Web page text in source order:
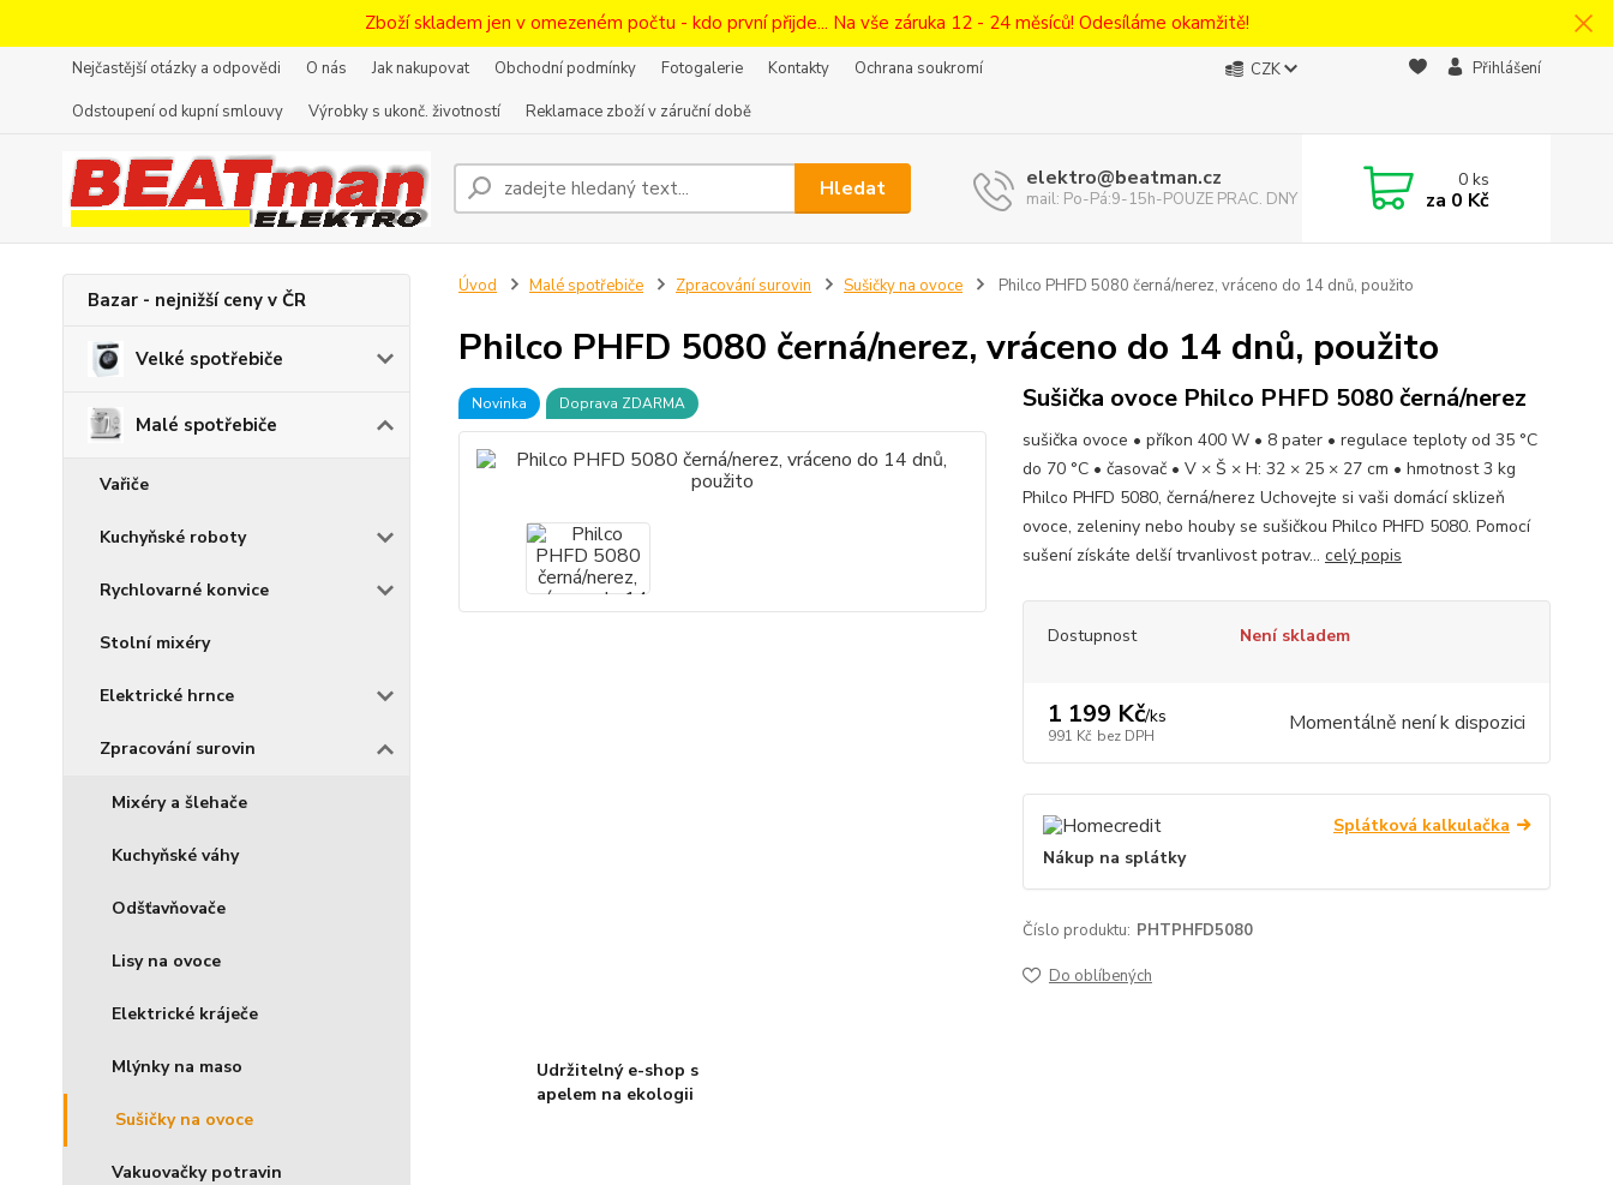
Zboží skladem jen v omezeném počtu - kdo první přijde... Na vše záruka 12 - 24 měsíců! Odesíláme okamžitě!
Nejčastější otázky a odpovědi O nás Jak nakupovat Obchodní podmínky Fotogalerie Kontakty
Ochrana soukromí
Odstoupení od kupní smlouvy
Výrobky s ukonč. životností Reklamace zboží v záruční době
CZK Přihlášení
Hledat elektro@beatman.cz
mail: Po-Pá:9-15h-POUZE PRAC. DNY
0ks
za 0 Kč
Bazar - nejnižší ceny v ČR
Velké spotřebiče
Malé spotřebiče
Vařiče
Kuchyňské roboty
Rychlovarné konvice
Stolní mixéry
Elektrické hrnce
Zpracování surovin
Mixéry a šlehače
Kuchyňské váhy
Odšťavňovače
Lisy na ovoce
Elektrické kráječe
Mlýnky na maso
Sušičky na ovoce
Vakuovačky potravin
Úvod Malé spotřebiče Zpracování surovin Sušičky na ovoce Philco PHFD 5080 černá/nerez, vráceno do 14 dnů, použito
Philco PHFD 5080 černá/nerez, vráceno do 14 dnů, použito
Novinka Doprava ZDARMA Sušička ovoce Philco PHFD 5080 černá/nerez
sušička ovoce • příkon 400 W • 8 pater • regulace teploty od 35 °C
do 70 °C • časovač • V × Š × H: 32 × 25 × 27 cm • hmotnost 3 kg
Philco PHFD 5080, černá/nerez Uchovejte si vaši domácí sklizeň
ovoce, zeleniny nebo houby se sušičkou Philco PHFD 5080. Pomocí
sušení získáte delší trvanlivost potrav... celý popis
Dostupnost Není skladem
1 199 Kč/ks
991 Kč bez DPH Momentálně není k dispozici
Splátková kalkulačka
Nákup na splátky
Číslo produktu: PHTPHFD5080
Do oblíbených
Udržitelný e-shop s
apelem na ekologii